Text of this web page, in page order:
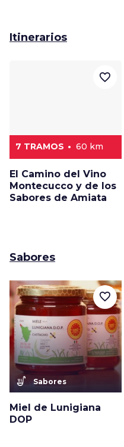
Itinerarios
7 TRAMOS 60 km
El Camino del Vino
Montecucco y de los
Sabores de Amiata
favorite_border
Sabores
soup_kitchen Sabores
Miel de Lunigiana
DOP
favorite_border